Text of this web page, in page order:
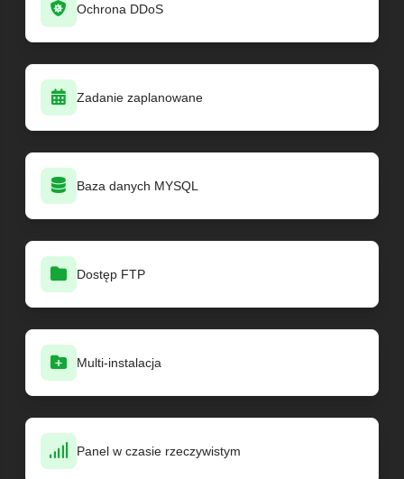
Ochrona DDoS
Zadanie zaplanowane
Baza danych MYSQL
Dostęp FTP
Multi-instalacja
Panel w czasie rzeczywistym